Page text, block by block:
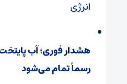
انرژی
هشدار فوری؛ آب پایتخت
رسماً تمام می‌شود